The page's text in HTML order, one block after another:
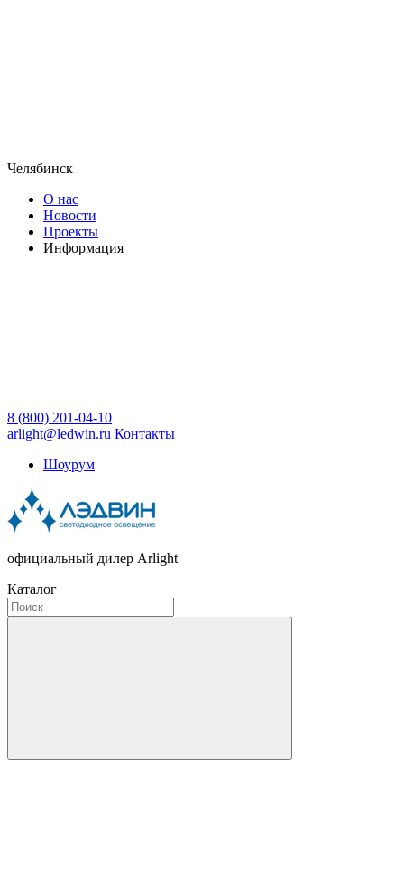
Челябинск
О нас
Новости
Проекты
Информация
8 (800) 201-04-10
arlight@ledwin.ru Контакты
Шоурум
официальный дилер Arlight
Каталог